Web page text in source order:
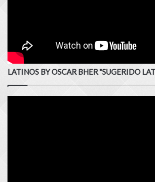
LATINOS BY OSCAR BHER "SUGERIDO